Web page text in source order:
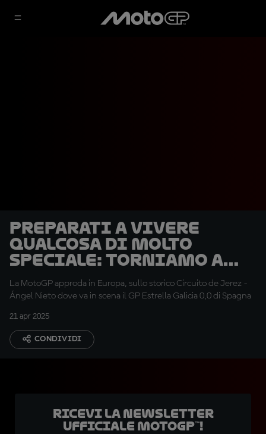
Preparati a vivere
qualcosa di molto
speciale: torniamo a
Jerez!
La MotoGP approda in Europa, sullo storico Circuito de Jerez -
Ángel Nieto dove va in scena il GP Estrella Galicia 0,0 di Spagna
21 apr 2025
CONDIVIDI
Ricevi la newsletter
ufficiale MotoGP™!